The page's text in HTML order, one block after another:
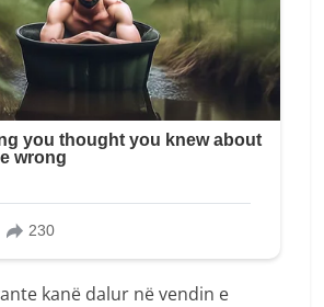
kanë dalur në vendin e